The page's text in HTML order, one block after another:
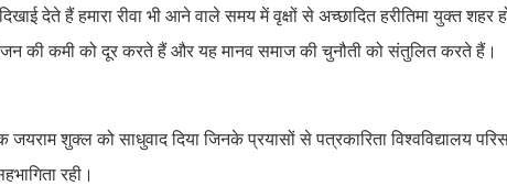
देते हैं हमारा रीवा भी आने वाले समय में वृक्षों से अच्छादित हरीतिमा युक्त शहर
की कमी को दूर करते हैं और यह मानव समाज की चुनौती को संतुलित करते हैं।
शुक्ल को साधुवाद दिया जिनके प्रयासों से पत्रकारिता विश्वविद्यालय
रही।